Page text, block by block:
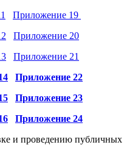
Приложение 19
Приложение 20
Приложение 21
Приложение 22
Приложение 23
Приложение 24
и проведению публичных